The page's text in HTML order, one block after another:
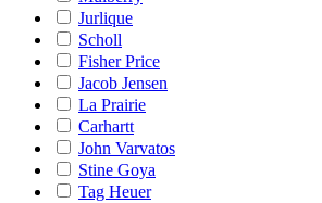
Jurlique
Scholl
Fisher Price
Jacob Jensen
La Prairie
Carhartt
John Varvatos
Stine Goya
Tag Heuer